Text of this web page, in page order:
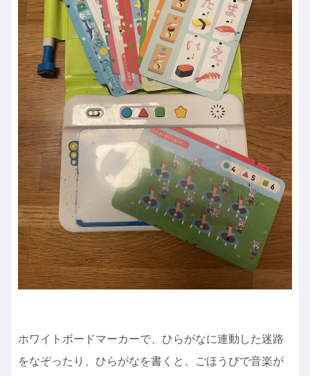
ホワイトボードマーカーで、ひらがなに連動した迷路
をなぞったり、ひらがなを書くと、ごほうびで音楽が